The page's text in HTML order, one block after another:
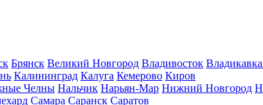
Брянск Великий Новгород Владивосток
Калининград Калуга Кемерово Киров
Челны Нальчик Нарьян-Мар Нижний Новгород
Самара Саранск Саратов